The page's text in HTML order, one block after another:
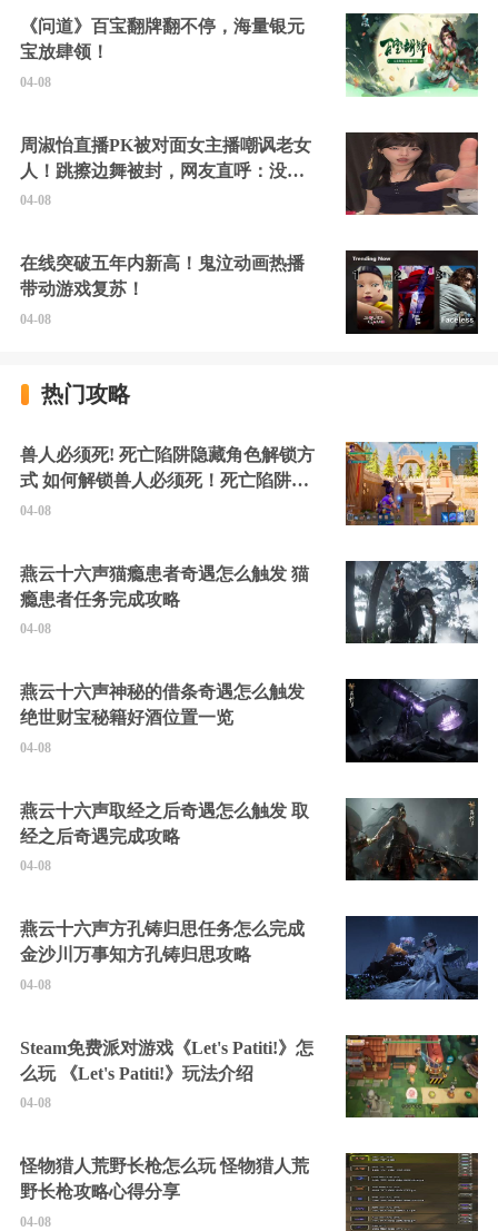
《问道》百宝翻牌翻不停，海量银元
宝放肆领！
04-08
周淑怡直播PK被对面女主播嘲讽老女
人！跳擦边舞被封，网友直呼：没边
硬擦封的好！
04-08
在线突破五年内新高！鬼泣动画热播
带动游戏复苏！
04-08
热门攻略
兽人必须死! 死亡陷阱隐藏角色解锁方
式 如何解锁兽人必须死！死亡陷阱中
的隐藏角色
04-08
燕云十六声猫瘾患者奇遇怎么触发 猫
瘾患者任务完成攻略
04-08
燕云十六声神秘的借条奇遇怎么触发
绝世财宝秘籍好酒位置一览
04-08
燕云十六声取经之后奇遇怎么触发 取
经之后奇遇完成攻略
04-08
燕云十六声方孔铸归思任务怎么完成
金沙川万事知方孔铸归思攻略
04-08
Steam免费派对游戏《Let's Patiti!》怎
么玩 《Let's Patiti!》玩法介绍
04-08
怪物猎人荒野长枪怎么玩 怪物猎人荒
野长枪攻略心得分享
04-08